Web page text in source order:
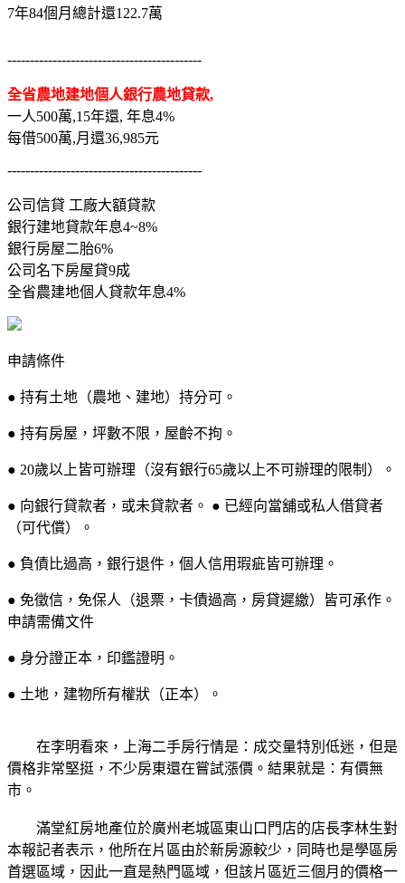
7年84個月總計還122.7萬
-------------------------------------------
全省農地建地個人銀行農地貸款,
一人500萬,15年還, 年息4%
每借500萬,月還36,985元
-------------------------------------------
公司信貸 工廠大額貸款
銀行建地貸款年息4~8%
銀行房屋二胎6%
公司名下房屋貸9成
全省農建地個人貸款年息4%
申請條件
● 持有土地（農地、建地）持分可。
● 持有房屋，坪數不限，屋齡不拘。
● 20歲以上皆可辦理（沒有銀行65歲以上不可辦理的限制）。
● 向銀行貸款者，或未貸款者。 ● 已經向當舖或私人借貸者
（可代償）。
● 負債比過高，銀行退件，個人信用瑕疵皆可辦理。
● 免徵信，免保人（退票，卡債過高，房貸遲繳）皆可承作。
申請需備文件
● 身分證正本，印鑑證明。
● 土地，建物所有權狀（正本）。
在李明看來，上海二手房行情是：成交量特別低迷，但是
價格非常堅挺，不少房東還在嘗試漲價。結果就是：有價無
市。
滿堂紅房地產位於廣州老城區東山口門店的店長李林生對
本報記者表示，他所在片區由於新房源較少，同時也是學區房
首選區域，因此一直是熱門區域，但該片區近三個月的價格一